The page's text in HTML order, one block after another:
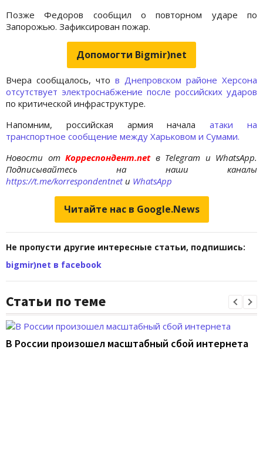
Позже Федоров сообщил о повторном ударе по
Запорожью. Зафиксирован пожар.
Допомогти Bigmir)net
Вчера сообщалось, что в Днепровском районе Херсона
отсутствует электроснабжение после российских ударов
по критической инфраструктуре.
Напомним, российская армия начала атаки на
транспортное сообщение между Харьковом и Сумами.
Новости отКорреспондент.net в Telegram и WhatsApp.
Подписывайтесь на наши каналы
https://t.me/korrespondentnetи WhatsApp
Читайте нас в Google.News
Не пропусти другие интересные статьи, подпишись:
bigmir)net в facebook
Статьи по теме
В России произошел масштабный сбой интернета